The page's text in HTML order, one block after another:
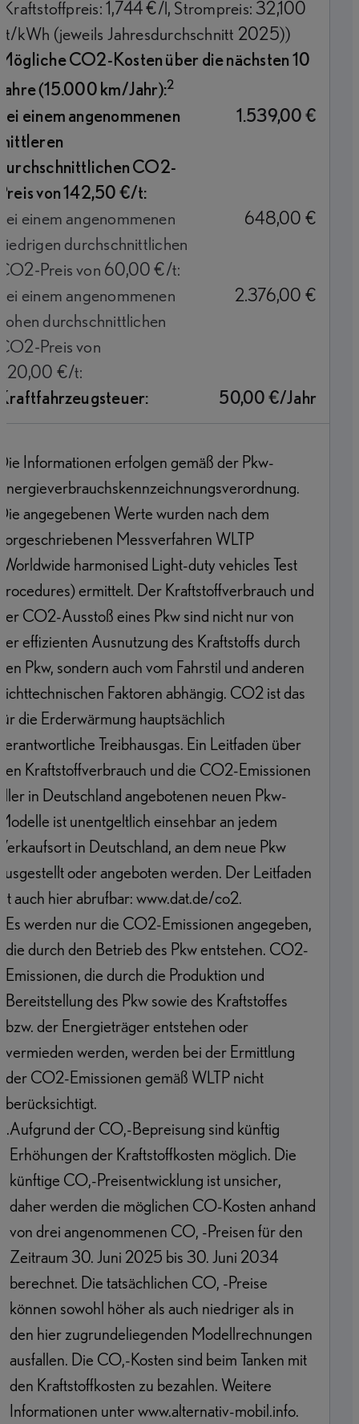
1,744 €/l, Strompreis: 32,100
kWh (jeweils Jahresdurchschnitt 2025))
CO2-Kosten über die nächsten 10
(15.000 km/Jahr):2
einem angenommenen
CO2-
von 142,50 €/t:
1.539,00 €
einem angenommenen
durchschnittlichen
Preis von 60,00 €/t:
648,00 €
einem angenommenen
durchschnittlichen
Preis von
€/t:
2.376,00 €
50,00 €/Jahr
Informationen erfolgen gemäß der Pkw-
angegebenen Werte wurden nach dem
Messverfahren WLTP
harmonised Light-duty vehicles Test
ermittelt. Der Kraftstoffverbrauch und
CO2-Ausstoß eines Pkw sind nicht nur von
effizienten Ausnutzung des Kraftstoffs durch
Pkw, sondern auch vom Fahrstil und anderen
Faktoren abhängig. CO2 ist das
die Erderwärmung hauptsächlich
Treibhausgas. Ein Leitfaden über
Kraftstoffverbrauch und die CO2-Emissionen
in Deutschland angebotenen neuen Pkw-
ist unentgeltlich einsehbar an jedem
in Deutschland, an dem neue Pkw
oder angeboten werden. Der Leitfaden
auch hier abrufbar: www.dat.de/co2.
Es werden nur die CO2-Emissionen angegeben,
die durch den Betrieb des Pkw entstehen. CO2-
Emissionen, die durch die Produktion und
Bereitstellung des Pkw sowie des Kraftstoffes
bzw. der Energieträger entstehen oder
vermieden werden, werden bei der Ermittlung
der CO2-Emissionen gemäß WLTP nicht
berücksichtigt.
.Aufgrund der CO,-Bepreisung sind künftig
Erhöhungen der Kraftstoffkosten möglich. Die
künftige CO,-Preisentwicklung ist unsicher,
daher werden die möglichen CO-Kosten anhand
von drei angenommenen CO, -Preisen für den
Zeitraum 30. Juni 2025 bis 30. Juni 2034
berechnet. Die tatsächlichen CO, -Preise
können sowohl höher als auch niedriger als in
den hier zugrundeliegenden Modellrechnungen
ausfallen. Die CO,-Kosten sind beim Tanken mit
den Kraftstoffkosten zu bezahlen. Weitere
Informationen unter www.alternativ-mobil.info.